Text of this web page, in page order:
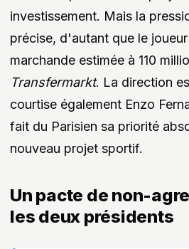
investissement. Mais la
précise, d'autant que le
marchande estimée à 110
Transfermarkt. La direction
courtise également Enzo
fait du Parisien sa priorité
nouveau projet sportif.
Un pacte de non-
les deux présidents